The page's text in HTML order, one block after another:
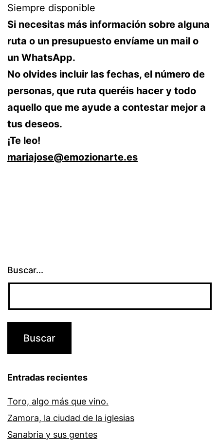
Siempre disponible
Si necesitas más información sobre alguna
ruta o un presupuesto envíame un mail o
un WhatsApp.
No olvides incluir las fechas, el número de
personas, que ruta queréis hacer y todo
aquello que me ayude a contestar mejor a
tus deseos.
¡Te leo!
mariajose@emozionarte.es
Buscar...
Entradas recientes
Toro, algo más que vino.
Zamora, la ciudad de la iglesias
Sanabria y sus gentes